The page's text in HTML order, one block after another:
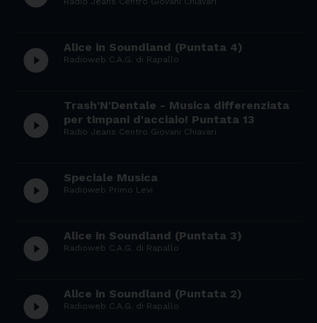
play_circle_filled Alice in Soundland (Puntata 4)
Radioweb C.A.G. di Rapallo
play_circle_filled
Trash'N'Dentale - Musica differenziata
per timpani d'acciaio! Puntata 13
Radio Jeans Centro Giovani Chiavari
play_circle_filled Speciale Musica
Radioweb Primo Levi
play_circle_filled Alice in Soundland (Puntata 3)
Radioweb C.A.G. di Rapallo
play_circle_filled Alice in Soundland (Puntata 2)
Radioweb C.A.G. di Rapallo